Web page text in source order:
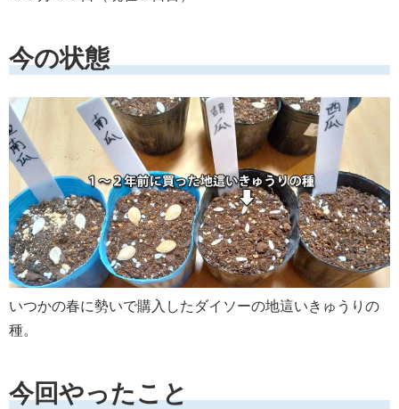
今の状態
いつかの春に勢いで購入したダイソーの地這いきゅうりの
種。
今回やったこと